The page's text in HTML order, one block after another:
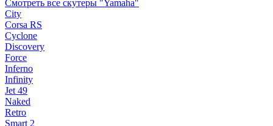
Смотреть все скутеры "Yamaha"
City
Corsa RS
Cyclone
Discovery
Force
Inferno
Infinity
Jet 49
Naked
Retro
Smart 2